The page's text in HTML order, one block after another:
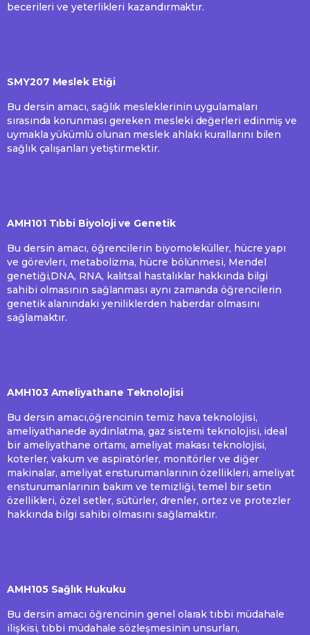
becerileri ve yeterlikleri kazandırmaktır.
SMY207 Meslek Etiği
Bu dersin amacı, sağlık mesleklerinin uygulamaları
sırasında korunması gereken mesleki değerleri edinmiş ve
uymakla yükümlü olunan meslek ahlakı kurallarını bilen
sağlık çalışanları yetiştirmektir.
AMH101 Tıbbi Biyoloji ve Genetik
Bu dersin amacı, öğrencilerin biyomoleküller, hücre yapı
ve görevleri, metabolizma, hücre bölünmesi, Mendel
genetiği,DNA, RNA, kalıtsal hastalıklar hakkında bilgi
sahibi olmasının sağlanması aynı zamanda öğrencilerin
genetik alanındaki yeniliklerden haberdar olmasını
sağlamaktır.
AMH103 Ameliyathane Teknolojisi
Bu dersin amacı,öğrencinin temiz hava teknolojisi,
ameliyathanede aydınlatma, gaz sistemi teknolojisi, ideal
bir ameliyathane ortamı, ameliyat makası teknolojisi,
koterler, vakum ve aspiratörler, monitörler ve diğer
makinalar, ameliyat ensturumanlarının özellikleri, ameliyat
ensturumanlarının bakım ve temizliği, temel bir setin
özellikleri, özel setler, sütürler, drenler, ortez ve protezler
hakkında bilgi sahibi olmasını sağlamaktır.
AMH105 Sağlık Hukuku
Bu dersin amacı öğrencinin genel olarak tıbbi müdahale
ilişkisi, tıbbi müdahale sözleşmesinin unsurları,